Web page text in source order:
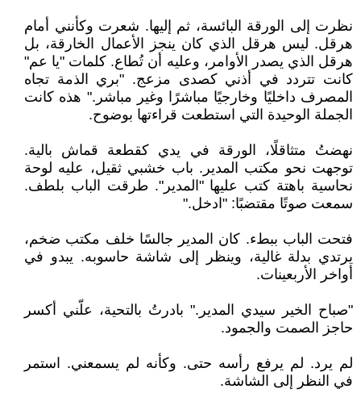
‏نظرت إلى الورقة البائسة، ثم إليها. شعرت وكأنني أمام
هرقل. ليس هرقل الذي كان ينجز الأعمال الخارقة، بل
هرقل الذي يصدر الأوامر، وعليه أن تُطاع. كلمات "يا عم"
كانت تتردد في أذني كصدى مزعج. "بري الذمة تجاه
المصرف داخليًا وخارجيًا مباشرًا وغير مباشر." هذه كانت
الجملة الوحيدة التي استطعت قراءتها بوضوح.
‏نهضتُ متثاقلًا، الورقة في يدي كقطعة قماش بالية.
توجهت نحو مكتب المدير. باب خشبي ثقيل، عليه لوحة
نحاسية باهتة كتب عليها "المدير". طرقت الباب بلطف.
سمعت صوتًا مقتضبًا: "ادخل."
‏فتحت الباب ببطء. كان المدير جالسًا خلف مكتب ضخم،
يرتدي بدلة غالية، وينظر إلى شاشة حاسوبه. يبدو في
أواخر الأربعينات.
‏"صباح الخير سيدي المدير." بادرتُ بالتحية، علّني أكسر
حاجز الصمت والجمود.
‏لم يرد. لم يرفع رأسه حتى. وكأنه لم يسمعني. استمر
في النظر إلى الشاشة.